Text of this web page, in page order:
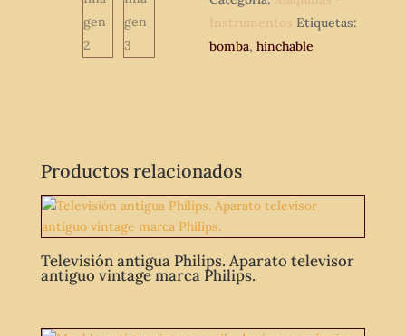
bomba
hinchable.
Instrumentos Etiquetas:
bomba,hinchable
Productos relacionados
Televisión antigua Philips. Aparato televisor
antiguo vintage marca Philips.